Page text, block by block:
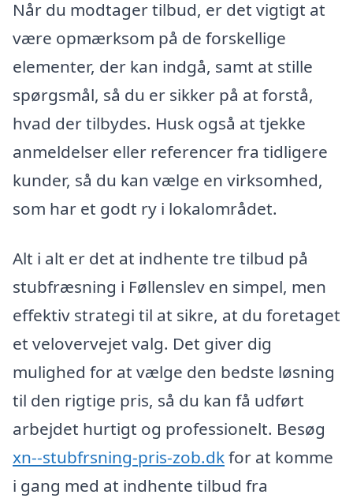
Når du modtager tilbud, er det vigtigt at
være opmærksom på de forskellige
elementer, der kan indgå, samt at stille
spørgsmål, så du er sikker på at forstå,
hvad der tilbydes. Husk også at tjekke
anmeldelser eller referencer fra tidligere
kunder, så du kan vælge en virksomhed,
som har et godt ry i lokalområdet.
Alt i alt er det at indhente tre tilbud på
stubfræsning i Føllenslev en simpel, men
effektiv strategi til at sikre, at du foretaget
et velovervejet valg. Det giver dig
mulighed for at vælge den bedste løsning
til den rigtige pris, så du kan få udført
arbejdet hurtigt og professionelt. Besøg
xn--stubfrsning-pris-zob.dkfor at komme
i gang med at indhente tilbud fra